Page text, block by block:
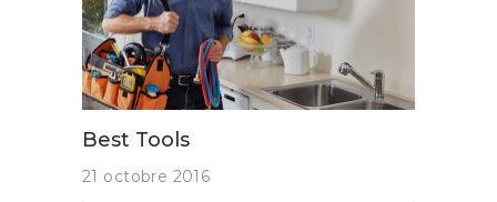
Best Tools
21 octobre 2016